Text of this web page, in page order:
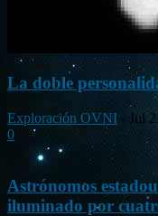
La doble
Exploración OVNI - Jul
0
Astrónomos
iluminado por